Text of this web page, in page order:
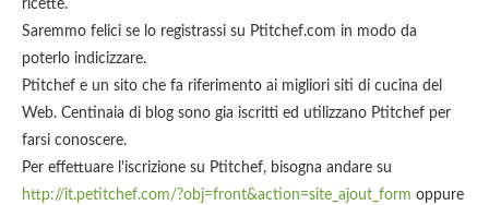
ricette.
Saremmo felici se lo registrassi su Ptitchef.com in modo da
poterlo indicizzare.
Ptitchef e un sito che fa riferimento ai migliori siti di cucina del
Web. Centinaia di blog sono gia iscritti ed utilizzano Ptitchef per
farsi conoscere.
Per effettuare l'iscrizione su Ptitchef, bisogna andare su
http://it.petitchef.com/?obj=front&action=site_ajout_form oppure